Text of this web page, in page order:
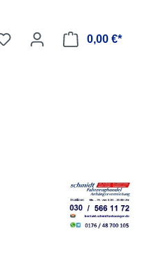
0,00 €*